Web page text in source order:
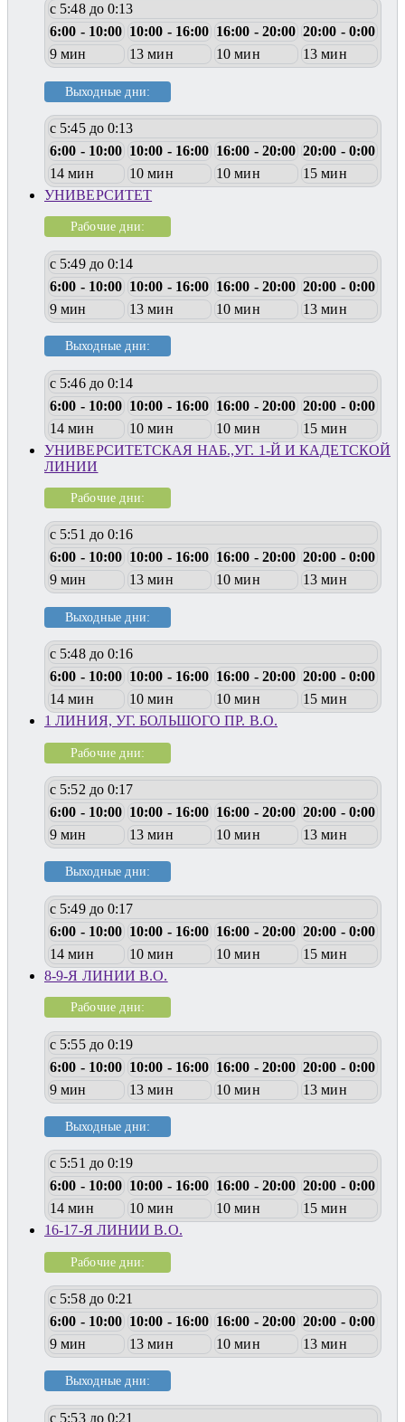
с 5:48 до 0:13
6:00 - 10:00 10:00 - 16:00 16:00 - 20:00 20:00 - 0:00
9 мин
13 мин 10 мин 13 мин
Выходные дни:
с 5:45 до 0:13
6:00 - 10:00 10:00 - 16:00 16:00 - 20:00 20:00 - 0:00
14 мин
10 мин 10 мин
15 мин
УНИВЕРСИТЕТ
Рабочие дни:
с 5:49 до 0:14
6:00 - 10:00 10:00 - 16:00 16:00 - 20:00 20:00 - 0:00
9 мин
13 мин 10 мин 13 мин
Выходные дни:
с 5:46 до 0:14
6:00 - 10:00 10:00 - 16:00 16:00 - 20:00 20:00 - 0:00
14 мин
10 мин 10 мин
15 мин
УНИВЕРСИТЕТСКАЯ НАБ.,УГ. 1-Й И КАДЕТСКОЙ
ЛИНИИ
Рабочие дни:
с 5:51 до 0:16
6:00 - 10:00 10:00 - 16:00 16:00 - 20:00 20:00 - 0:00
9 мин
13 мин 10 мин 13 мин
Выходные дни:
с 5:48 до 0:16
6:00 - 10:00 10:00 - 16:00 16:00 - 20:00 20:00 - 0:00
14 мин
10 мин 10 мин
15 мин
1 ЛИНИЯ, УГ. БОЛЬШОГО ПР. В.О.
Рабочие дни:
с 5:52 до 0:17
6:00 - 10:00 10:00 - 16:00 16:00 - 20:00 20:00 - 0:00
9 мин
13 мин 10 мин 13 мин
Выходные дни:
с 5:49 до 0:17
6:00 - 10:00 10:00 - 16:00 16:00 - 20:00 20:00 - 0:00
14 мин
10 мин 10 мин
15 мин
8-9-Я ЛИНИИ В.О.
Рабочие дни:
с 5:55 до 0:19
6:00 - 10:00 10:00 - 16:00 16:00 - 20:00 20:00 - 0:00
9 мин
13 мин 10 мин 13 мин
Выходные дни:
с 5:51 до 0:19
6:00 - 10:00 10:00 - 16:00 16:00 - 20:00 20:00 - 0:00
14 мин
10 мин 10 мин
15 мин
16-17-Я ЛИНИИ В.О.
Рабочие дни:
с 5:58 до 0:21
6:00 - 10:00 10:00 - 16:00 16:00 - 20:00 20:00 - 0:00
9 мин
13 мин 10 мин 13 мин
Выходные дни:
с 5:53 до 0:21